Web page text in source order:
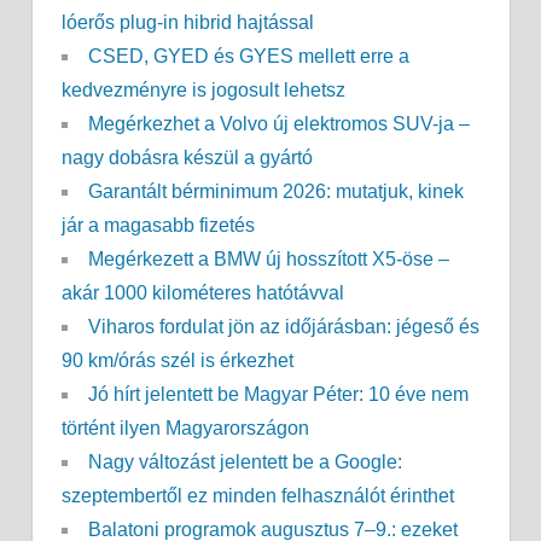
lóerős plug-in hibrid hajtással
CSED, GYED és GYES mellett erre a
kedvezményre is jogosult lehetsz
Megérkezhet a Volvo új elektromos SUV-ja –
nagy dobásra készül a gyártó
Garantált bérminimum 2026: mutatjuk, kinek
jár a magasabb fizetés
Megérkezett a BMW új hosszított X5-öse –
akár 1000 kilométeres hatótávval
Viharos fordulat jön az időjárásban: jégeső és
90 km/órás szél is érkezhet
Jó hírt jelentett be Magyar Péter: 10 éve nem
történt ilyen Magyarországon
Nagy változást jelentett be a Google:
szeptembertől ez minden felhasználót érinthet
Balatoni programok augusztus 7–9.: ezeket